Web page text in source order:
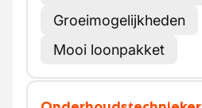
Groeimogelijkheden
Mooi loonpakket